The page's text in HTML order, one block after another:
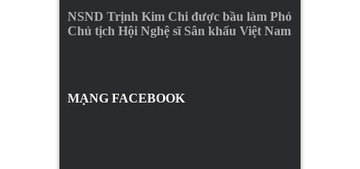
NSND Trịnh Kim Chi được bầu làm Phó
Chủ tịch Hội Nghệ sĩ Sân khấu Việt Nam
MẠNG FACEBOOK